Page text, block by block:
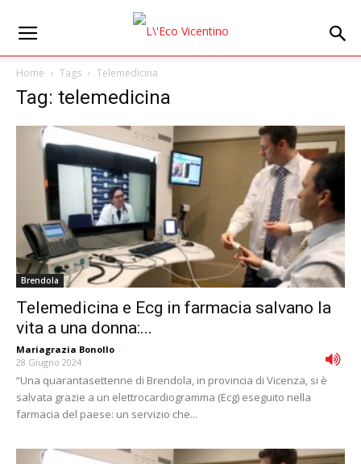
Home Tags Telemedicina
Tag: telemedicina
Brendola
Telemedicina e Ecg in farmacia salvano la
vita a una donna:...
Mariagrazia Bonollo -
28 Giugno 2024
“Una quarantasettenne di Brendola, in provincia di Vicenza, si è
salvata grazie a un elettrocardiogramma (Ecg) eseguito nella
farmacia del paese: un servizio che...